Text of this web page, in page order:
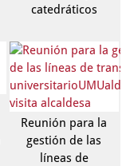
catedráticos
Reunión para la
gestión de las
líneas de